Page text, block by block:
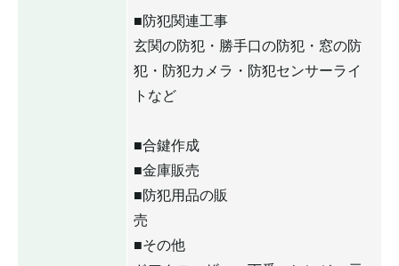
■防犯関連工事
玄関の防犯・勝手口の防犯・窓の防
犯・防犯カメラ・防犯センサーライ
トなど
■合鍵作成
■金庫販売
■防犯用品の販
売
■その他